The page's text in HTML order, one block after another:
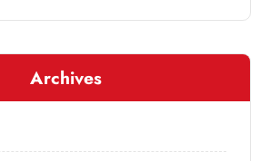
Archives